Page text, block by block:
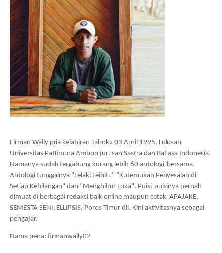
Firman Wally pria kelahiran Tahoku 03 April 1995. Lulusan
Universitas Pattimura Ambon jurusan Sastra dan Bahasa Indonesia.
Namanya sudah tergabung kurang lebih 60 antologi bersama.
Antologi tunggalnya "Lelaki Leihitu" "Kutemukan Penyesalan di
Setiap Kehilangan" dan "Menghibur Luka". Puisi-puisinya pernah
dimuat di berbagai redaksi baik online maupun cetak: APAJAKE,
SEMESTA SENI, ELLIPSIS, Poros Timur dll. Kini aktivitasnya sebagai
pengajar.
Nama pena: firmanwally02